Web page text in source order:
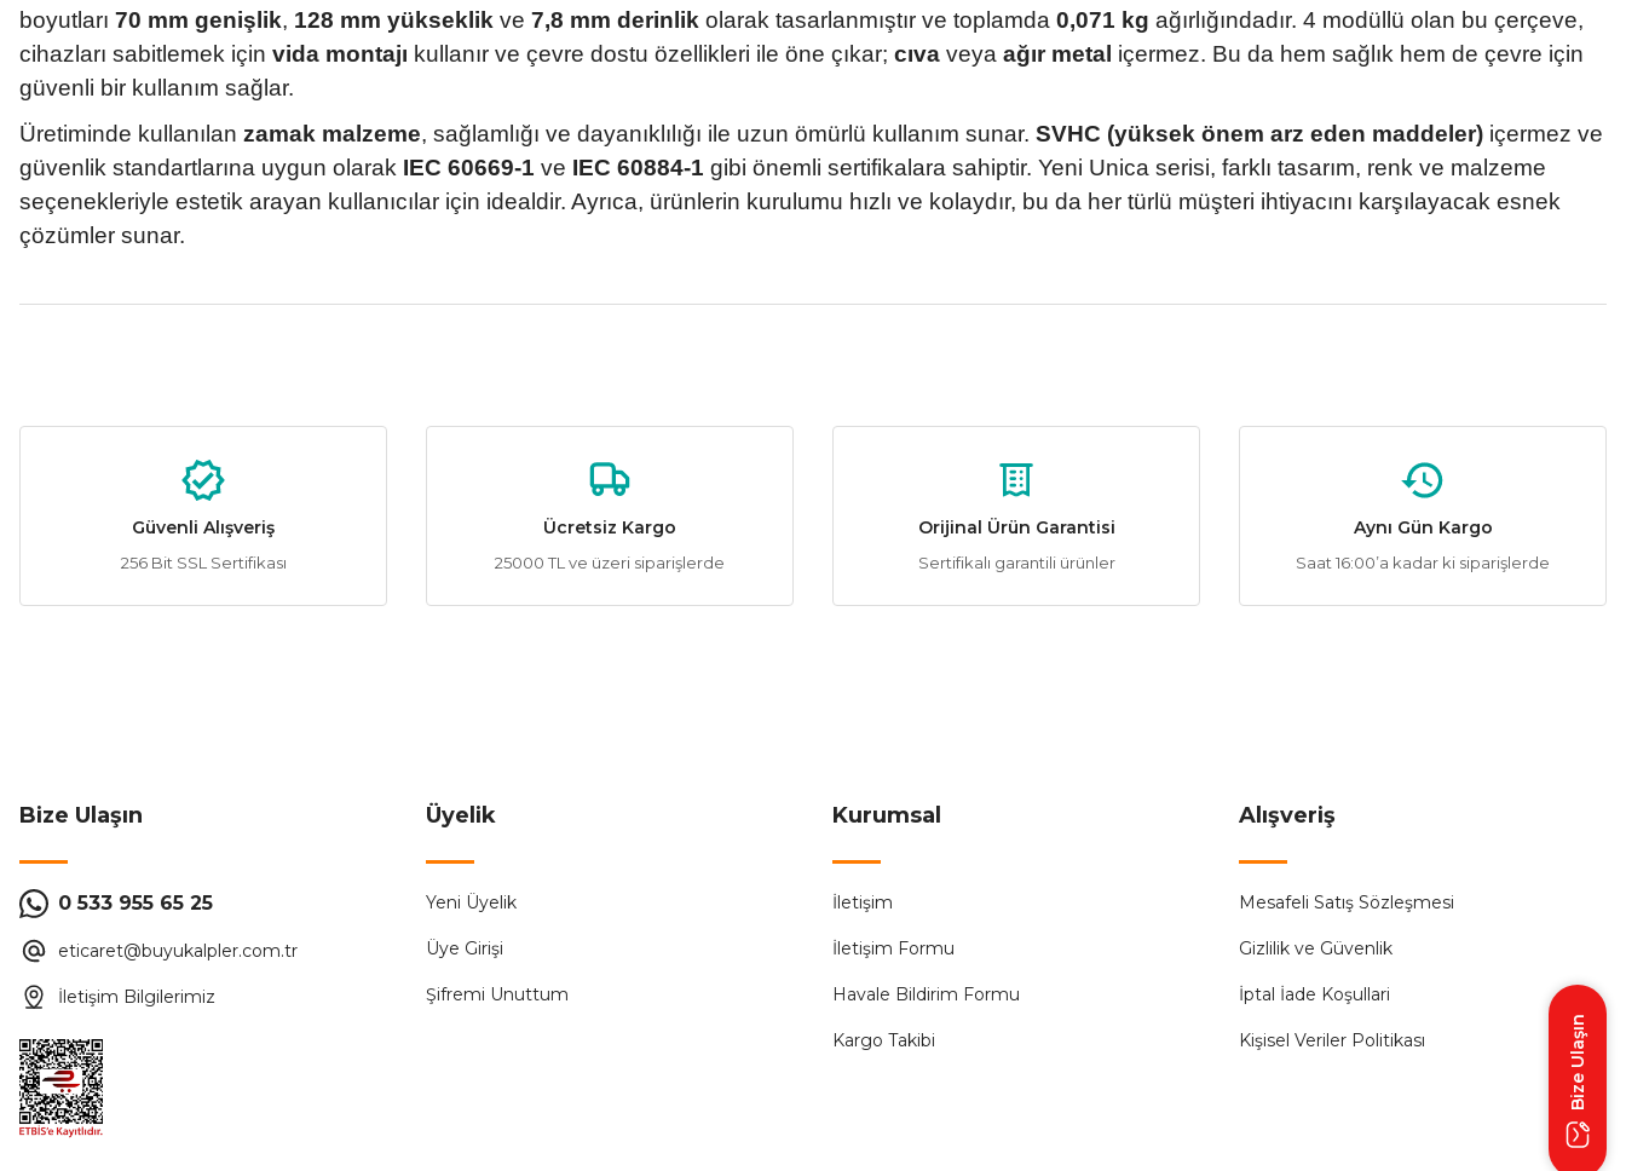
boyutları 70 mm genişlik, 128 mm yükseklik ve 7,8 mm derinlik olarak tasarlanmıştır ve toplamda 0,071 kg ağırlığındadır. 4 modüllü olan bu çerçeve,
cihazları sabitlemek için vida montajı kullanır ve çevre dostu özellikleri ile öne çıkar; cıva veya ağır metal içermez. Bu da hem sağlık hem de çevre için
güvenli bir kullanım sağlar.
Üretiminde kullanılan zamak malzeme, sağlamlığı ve dayanıklılığı ile uzun ömürlü kullanım sunar. SVHC (yüksek önem arz eden maddeler) içermez ve
güvenlik standartlarına uygun olarak IEC 60669-1 ve IEC 60884-1 gibi önemli sertifikalara sahiptir. Yeni Unica serisi, farklı tasarım, renk ve malzeme
seçenekleriyle estetik arayan kullanıcılar için idealdir. Ayrıca, ürünlerin kurulumu hızlı ve kolaydır, bu da her türlü müşteri ihtiyacını karşılayacak esnek
çözümler sunar.
Ürün açıklamasında eksik bilgiler bulunuyor.
Ürün fiyatı diğer sitelerden daha pahalı.
Güvenli Alışveriş
256 Bit SSL Sertifikası
Ücretsiz Kargo
25000 TL ve üzeri siparişlerde
Orijinal Ürün Garantisi
Sertifikalı garantili ürünler
Aynı Gün Kargo
Saat 16:00’a kadar ki siparişlerde
Bize Ulaşın
0 533 955 65 25
eticaret@buyukalpler.com.tr
İletişim Bilgilerimiz
Üyelik
Yeni Üyelik
Üye Girişi
Şifremi Unuttum
Kurumsal
İletişim
İletişim Formu
Havale Bildirim Formu
Kargo Takibi
Alışveriş
Mesafeli Satış Sözleşmesi
Gizlilik ve Güvenlik
İptal İade Koşullari
Kişisel Veriler Politikası Bize Ulaşın